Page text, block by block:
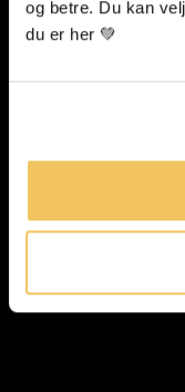
og betre. Du kan
du er her 💚